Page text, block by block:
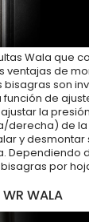
Wala que
ventajas de
bisagras son
de
la
derecha) de la
y desmontar
Dependiendo
por
WALA